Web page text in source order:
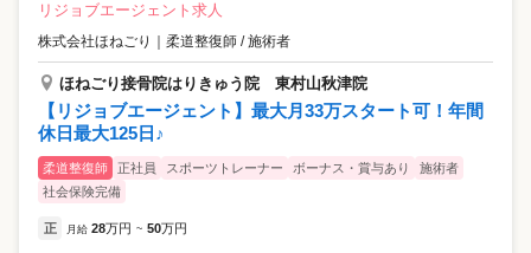
リジョブエージェント求人
株式会社ほねごり 柔道整復師 / 施術者
ほねごり接骨院はりきゅう院 東村山秋津院
【リジョブエージェント】最大月33万スタート可！年間
休日最大125日♪
柔道整復師 正社員 スポーツトレーナー ボーナス・賞与あり
施術者
社会保険完備
正 月給 28万円 ~ 50万円